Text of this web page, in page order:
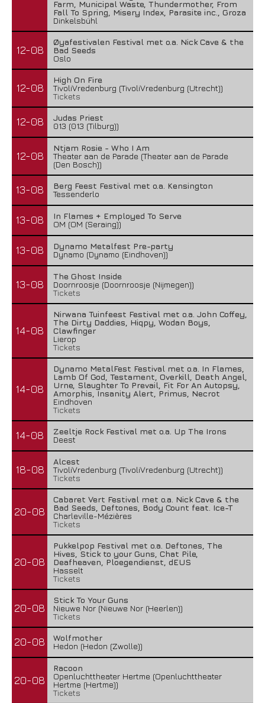
Farm, Municipal Waste, Thundermother, From
Fall To Spring, Misery Index, Parasite inc., Groza
Dinkelsbühl
12-08
Øyafestivalen Festival met o.a. Nick Cave & the
Bad Seeds
Oslo
12-08
High On Fire
TivoliVredenburg (TivoliVredenburg (Utrecht))
Tickets
12-08
Judas Priest
013 (013 (Tilburg))
12-08
Ntjam Rosie - Who I Am
Theater aan de Parade (Theater aan de Parade
(Den Bosch))
13-08
Berg Feest Festival met o.a. Kensington
Tessenderlo
13-08
In Flames + Employed To Serve
OM (OM (Seraing))
13-08
Dynamo Metalfest Pre-party
Dynamo (Dynamo (Eindhoven))
13-08
The Ghost Inside
Doornroosje (Doornroosje (Nijmegen))
Tickets
14-08
Nirwana Tuinfeest Festival met o.a. John Coffey,
The Dirty Daddies, Hiqpy, Wodan Boys,
Clawfinger
Lierop
Tickets
14-08
Dynamo MetalFest Festival met o.a. In Flames,
Lamb Of God, Testament, Overkill, Death Angel,
Urne, Slaughter To Prevail, Fit For An Autopsy,
Amorphis, Insanity Alert, Primus, Necrot
Eindhoven
Tickets
14-08
Zeeltje Rock Festival met o.a. Up The Irons
Deest
18-08
Alcest
TivoliVredenburg (TivoliVredenburg (Utrecht))
Tickets
20-08
Cabaret Vert Festival met o.a. Nick Cave & the
Bad Seeds, Deftones, Body Count feat. Ice-T
Charleville-Mézières
Tickets
20-08
Pukkelpop Festival met o.a. Deftones, The
Hives, Stick to your Guns, Chat Pile,
Deafheaven, Ploegendienst, dEUS
Hasselt
Tickets
20-08
Stick To Your Guns
Nieuwe Nor (Nieuwe Nor (Heerlen))
Tickets
20-08
Wolfmother
Hedon (Hedon (Zwolle))
20-08
Racoon
Openluchttheater Hertme (Openluchttheater
Hertme (Hertme))
Tickets